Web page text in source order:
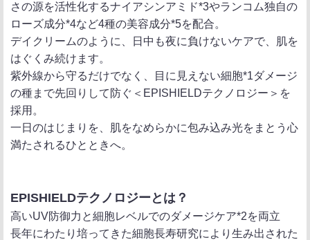
さの源を活性化するナイアシンアミド*3やランコム独自の
ローズ成分*4など4種の美容成分*5を配合。
デイクリームのように、日中も夜に負けないケアで、肌を
はぐくみ続けます。
紫外線から守るだけでなく、目に見えない細胞*1ダメージ
の種まで先回りして防ぐ＜EPISHIELDテクノロジー＞を
採用。
一日のはじまりを、肌をなめらかに包み込み光をまとう心
満たされるひとときへ。
EPISHIELDテクノロジーとは？
高いUV防御力と細胞レベルでのダメージケア*2を両立
長年にわたり培ってきた細胞長寿研究により生み出された